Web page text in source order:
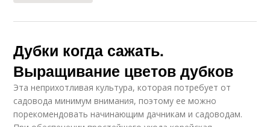
Дубки когда сажать.
Выращивание цветов дубков
Эта неприхотливая культура, которая потребует от
садовода минимум внимания, поэтому ее можно
порекомендовать начинающим дачникам и садоводам.